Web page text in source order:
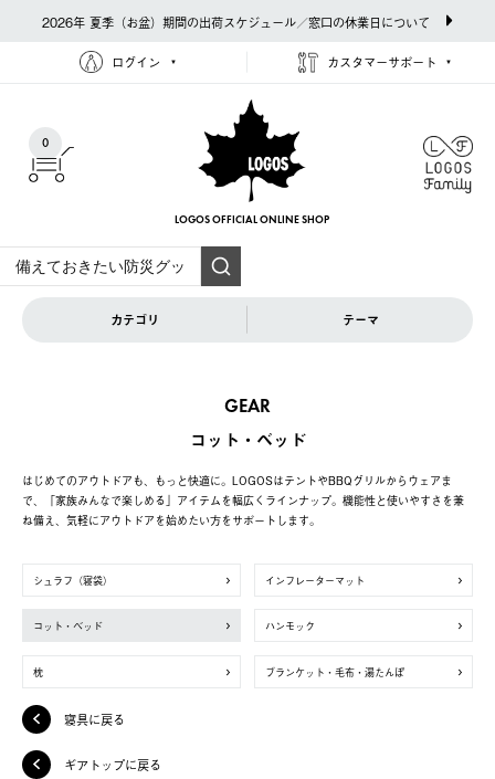
2026年 夏季（お盆）期間の出荷スケジュール／窓口の休業日について
ログイン カスタマーサポート
0
LOGOS OFFICIAL ONLINE SHOP
カテゴリ テーマ
GEAR
コット・ベッド
はじめてのアウトドアも、もっと快適に。LOGOSはテントやBBQグリルからウェアま
で、「家族みんなで楽しめる」アイテムを幅広くラインナップ。機能性と使いやすさを兼
ね備え、気軽にアウトドアを始めたい方をサポートします。
シュラフ（寝袋） インフレーターマット
コット・ベッド ハンモック
枕 ブランケット・毛布・湯たんぽ
寝具に戻る
ギアトップに戻る